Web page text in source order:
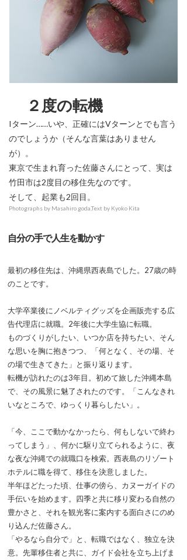
２度の転機
Iターン……いや、正確にはVターンとでも言う
のでしょうか（そんな言葉はありません
が）。
東京で生まれ育った佐藤さんにとって、実は
竹田市は2度目の移住先なのです。
そして、起業も2回目。
Photographs by Masahiro goda,Text by Kyoko Kita
自分の手で人生を動かす
最初の移住先は、沖縄県西表島でした。27歳の時
のことです。
大学卒業後にノベルティグッズを企画販売する広
告代理店に就職。2年後に大学生協に転職。
ものづくりがしたい、いつか店を持ちたい、そん
な思いを胸に抱きつつ、「何となく、その場、そ
の場で生きてきた」と振り返ります。
転機が訪れたのは3年目。初めて旅した沖縄本島
で、その風景に魅了されたのです。「こんなきれ
いなところで、ゆっくり暮らしたい」。
「今、ここで動かなかったら、何もしないで終わ
ってしまう」、何かに駆り立てられるように、夜
な夜な沖縄での就職口を検索。西表島のリゾート
ホテルに職を得て、移住を決意しました。
半年ほどたった頃、仕事の傍ら、カヌーガイドの
手伝いを始めます。四季と共に移り変わる自然の
豊かさと、それを観光客に案内する面白さにのめ
り込んだ佐藤さん。
「やるなら自分で」と、転職ではなく、独立を決
意。先輩移住者と共に、ガイド会社を立ち上げま